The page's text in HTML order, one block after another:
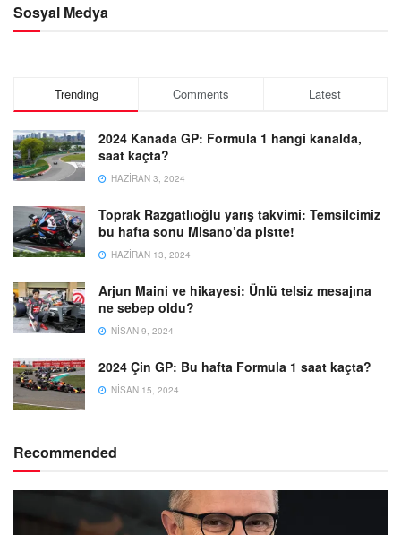
Sosyal Medya
Trending Comments Latest
2024 Kanada GP: Formula 1 hangi kanalda,
saat kaçta?
HAZIRAN 3, 2024
Toprak Razgatlıoğlu yarış takvimi: Temsilcimiz
bu hafta sonu Misano’da pistte!
HAZIRAN 13, 2024
Arjun Maini ve hikayesi: Ünlü telsiz mesajına
ne sebep oldu?
NISAN 9, 2024
2024 Çin GP: Bu hafta Formula 1 saat kaçta?
NISAN 15, 2024
Recommended